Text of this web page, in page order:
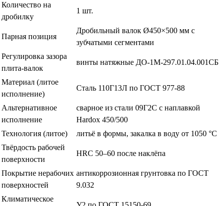
Количество на
дробилку
1 шт.
Парная позиция
Дробильный валок Ø450×500 мм с
зубчатыми сегментами
Регулировка зазора
плита-валок
винты натяжные ДО-1М-297.01.04.001СБ
Материал (литое
исполнение)
Сталь 110Г13Л по ГОСТ 977-88
Альтернативное
исполнение
сварное из стали 09Г2С с наплавкой
Hardox 450/500
Технология (литое)
литьё в формы, закалка в воду от 1050 °C
Твёрдость рабочей
поверхности
HRC 50–60 после наклёпа
Покрытие нерабочих
поверхностей
антикоррозионная грунтовка по ГОСТ
9.032
Климатическое